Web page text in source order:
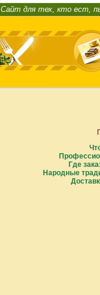
Сайт для тех, кто ест,
Где
Народные